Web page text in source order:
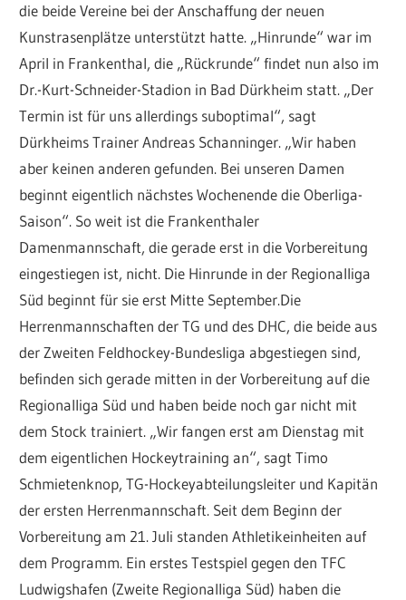
die beide Vereine bei der Anschaffung der neuen
Kunstrasenplätze unterstützt hatte. „Hinrunde“ war im
April in Frankenthal, die „Rückrunde“ findet nun also im
Dr.-Kurt-Schneider-Stadion in Bad Dürkheim statt. „Der
Termin ist für uns allerdings suboptimal“, sagt
Dürkheims Trainer Andreas Schanninger. „Wir haben
aber keinen anderen gefunden. Bei unseren Damen
beginnt eigentlich nächstes Wochenende die Oberliga-
Saison“. So weit ist die Frankenthaler
Damenmannschaft, die gerade erst in die Vorbereitung
eingestiegen ist, nicht. Die Hinrunde in der Regionalliga
Süd beginnt für sie erst Mitte September.Die
Herrenmannschaften der TG und des DHC, die beide aus
der Zweiten Feldhockey-Bundesliga abgestiegen sind,
befinden sich gerade mitten in der Vorbereitung auf die
Regionalliga Süd und haben beide noch gar nicht mit
dem Stock trainiert. „Wir fangen erst am Dienstag mit
dem eigentlichen Hockeytraining an“, sagt Timo
Schmietenknop, TG-Hockeyabteilungsleiter und Kapitän
der ersten Herrenmannschaft. Seit dem Beginn der
Vorbereitung am 21. Juli standen Athletikeinheiten auf
dem Programm. Ein erstes Testspiel gegen den TFC
Ludwigshafen (Zweite Regionalliga Süd) haben die